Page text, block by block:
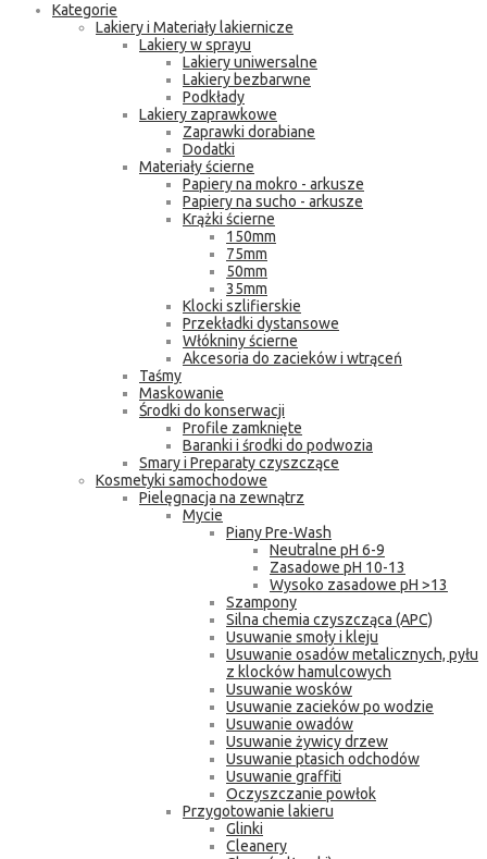
Kategorie
Lakiery i Materiały lakiernicze
Lakiery w sprayu
Lakiery uniwersalne
Lakiery bezbarwne
Podkłady
Lakiery zaprawkowe
Zaprawki dorabiane
Dodatki
Materiały ścierne
Papiery na mokro - arkusze
Papiery na sucho - arkusze
Krążki ścierne
150mm
75mm
50mm
35mm
Klocki szlifierskie
Przekładki dystansowe
Włókniny ścierne
Akcesoria do zacieków i wtrąceń
Taśmy
Maskowanie
Środki do konserwacji
Profile zamknięte
Baranki i środki do podwozia
Smary i Preparaty czyszczące
Kosmetyki samochodowe
Pielęgnacja na zewnątrz
Mycie
Piany Pre-Wash
Neutralne pH 6-9
Zasadowe pH 10-13
Wysoko zasadowe pH >13
Szampony
Silna chemia czyszcząca (APC)
Usuwanie smoły i kleju
Usuwanie osadów metalicznych, pyłu
z klocków hamulcowych
Usuwanie wosków
Usuwanie zacieków po wodzie
Usuwanie owadów
Usuwanie żywicy drzew
Usuwanie ptasich odchodów
Usuwanie graffiti
Oczyszczanie powłok
Przygotowanie lakieru
Glinki
Cleanery